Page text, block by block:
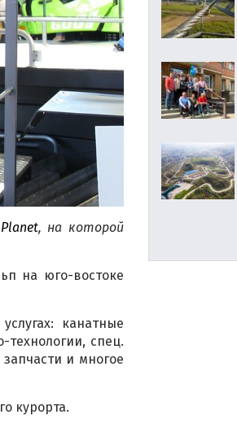
, на которой
на юго-востоке
канатные
технологии, спец.
и многое
курорта.